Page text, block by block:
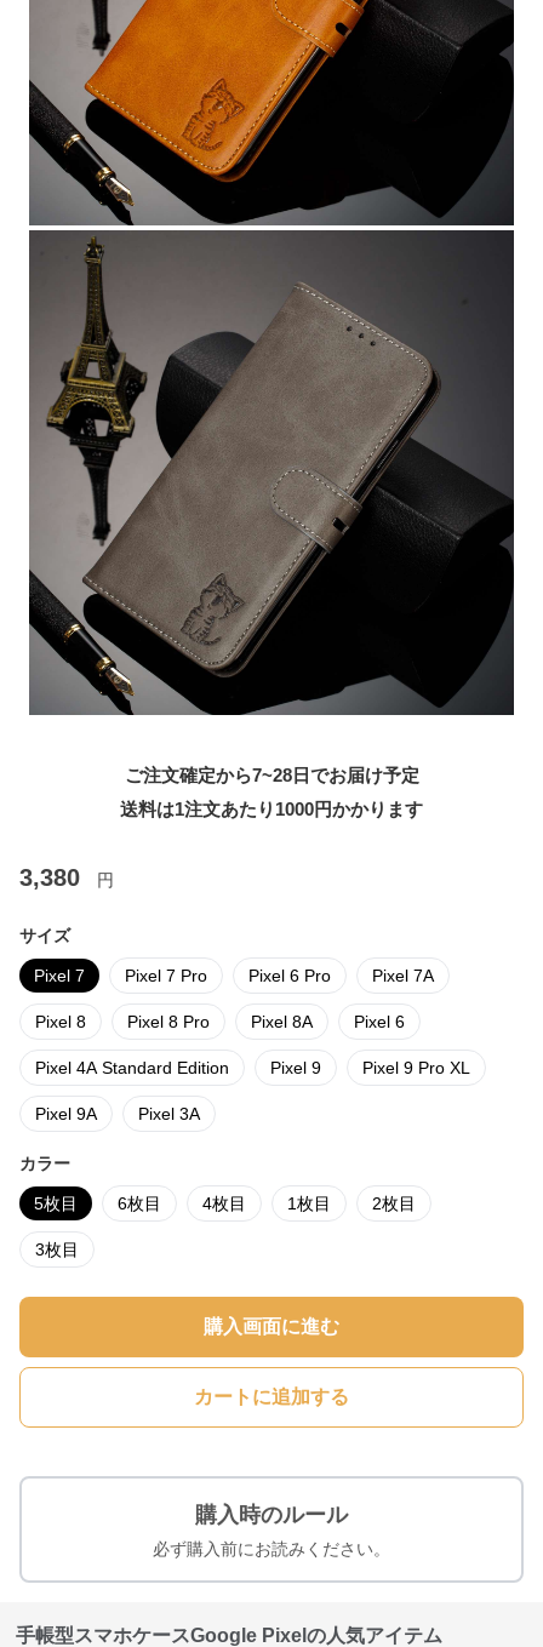
ご注文確定から7~28日でお届け予定
送料は1注文あたり 1000円かかります
3,380 円
サイズ
Pixel 7 Pixel 7 Pro Pixel 6 Pro Pixel 7A
Pixel 8 Pixel 8 Pro Pixel 8A Pixel 6
Pixel 4A Standard Edition Pixel 9 Pixel 9 Pro XL
Pixel 9A Pixel 3A
カラー
5枚目 6枚目 4枚目 1枚目 2枚目
3枚目
購入画面に進む
カートに追加する
購入時のルール
必ず購入前にお読みください。
手帳型スマホケースGoogle Pixelの人気アイテム